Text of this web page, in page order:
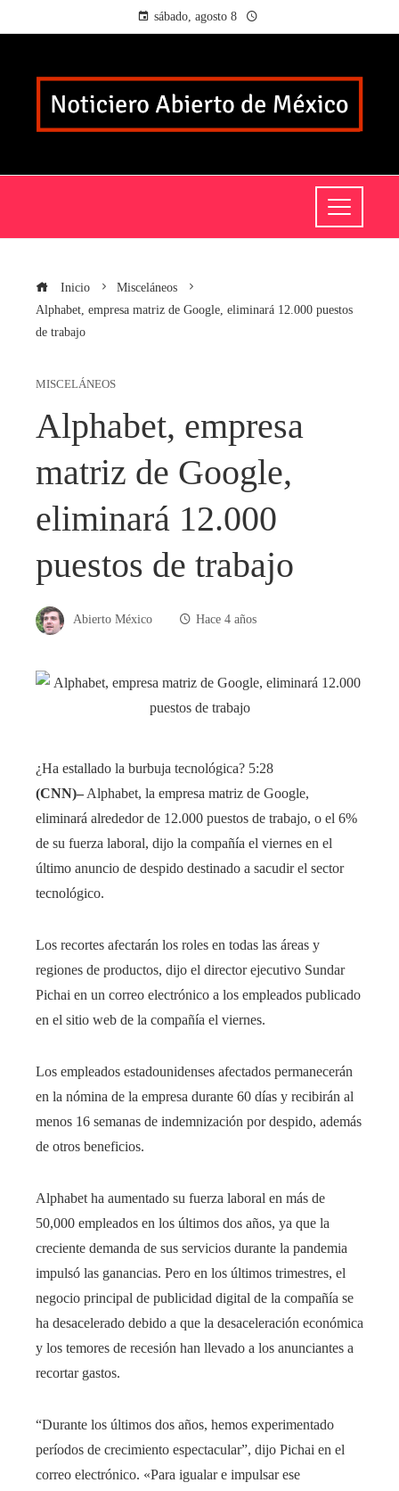
sábado, agosto 8
Inicio
Misceláneos
Alphabet, empresa matriz de Google, eliminará 12.000 puestos
de trabajo
MISCELÁNEOS
Alphabet, empresa
matriz de Google,
eliminará 12.000
puestos de trabajo
Abierto México Hace 4 años
¿Ha estallado la burbuja tecnológica? 5:28
(CNN)– Alphabet, la empresa matriz de Google,
eliminará alrededor de 12.000 puestos de trabajo, o el 6%
de su fuerza laboral, dijo la compañía el viernes en el
último anuncio de despido destinado a sacudir el sector
tecnológico.
Los recortes afectarán los roles en todas las áreas y
regiones de productos, dijo el director ejecutivo Sundar
Pichai en un correo electrónico a los empleados publicado
en el sitio web de la compañía el viernes.
Los empleados estadounidenses afectados permanecerán
en la nómina de la empresa durante 60 días y recibirán al
menos 16 semanas de indemnización por despido, además
de otros beneficios.
Alphabet ha aumentado su fuerza laboral en más de
50,000 empleados en los últimos dos años, ya que la
creciente demanda de sus servicios durante la pandemia
impulsó las ganancias. Pero en los últimos trimestres, el
negocio principal de publicidad digital de la compañía se
ha desacelerado debido a que la desaceleración económica
y los temores de recesión han llevado a los anunciantes a
recortar gastos.
“Durante los últimos dos años, hemos experimentado
períodos de crecimiento espectacular”, dijo Pichai en el
correo electrónico. «Para igualar e impulsar ese